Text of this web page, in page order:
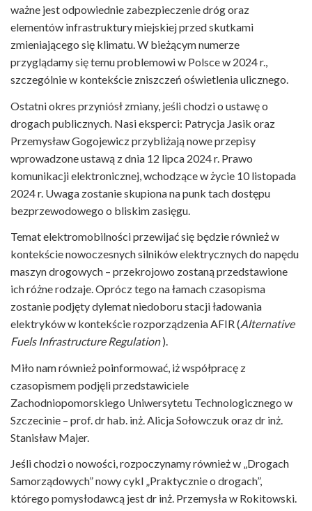
ważne jest odpowiednie zabezpieczenie dróg oraz
elementów infrastruktury miejskiej przed skutkami
zmieniającego się klimatu. W bieżącym numerze
przyglądamy się temu problemowi w Polsce w 2024 r.,
szczególnie w kontekście zniszczeń oświetlenia ulicznego.
Ostatni okres przyniósł zmiany, jeśli chodzi o ustawę o
drogach publicznych. Nasi eksperci: Patrycja Jasik oraz
Przemysław Gogojewicz przybliżają nowe przepisy
wprowadzone ustawą z dnia 12 lipca 2024 r. Prawo
komunikacji elektronicznej, wchodzące w życie 10 listopada
2024 r. Uwaga zostanie skupiona na punk tach dostępu
bezprzewodowego o bliskim zasięgu.
Temat elektromobilności przewijać się będzie również w
kontekście nowoczesnych silników elektrycznych do napędu
maszyn drogowych – przekrojowo zostaną przedstawione
ich różne rodzaje. Oprócz tego na łamach czasopisma
zostanie podjęty dylemat niedoboru stacji ładowania
elektryków w kontekście rozporządzenia AFIR (Alternative
Fuels Infrastructure Regulation).
Miło nam również poinformować, iż współpracę z
czasopismem podjęli przedstawiciele
Zachodniopomorskiego Uniwersytetu Technologicznego w
Szczecinie – prof. dr hab. inż. Alicja Sołowczuk oraz dr inż.
Stanisław Majer.
Jeśli chodzi o nowości, rozpoczynamy również w „Drogach
Samorządowych” nowy cykl „Praktycznie o drogach”,
którego pomysłodawcą jest dr inż. Przemysła w Rokitowski.